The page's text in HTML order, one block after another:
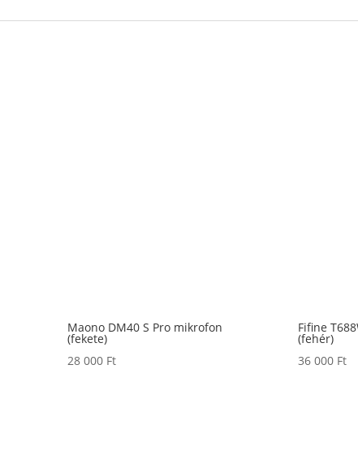
Maono DM40 S Pro mikrofon
(fekete)
28 000 Ft
Fifine
(fehér)
36 000 Ft